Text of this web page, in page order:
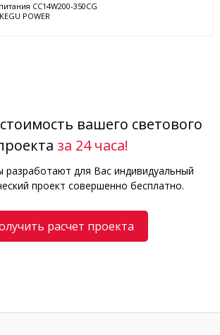
CC14W200-350CG
POWER
стоимость вашего светового
за 24 часа!
разработают для Вас индивидуальный
проект совершенно бесплатно.
расчет проекта